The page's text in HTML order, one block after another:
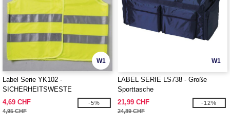
W1
Label Serie YK102 -
SICHERHEITSWESTE
4,69 CHF
4,95 CHF
-5%
W1
LABEL SERIE LS738 - Große
Sporttasche
21,99 CHF
24,89 CHF
-12%